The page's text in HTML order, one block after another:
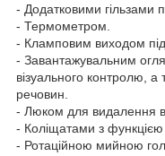
- Додатковими гільзами
- Термометром.
- Кламповим виходом під
- Завантажувальним
візуального контролю,
речовин.
- Люком для видалення
- Коліщатами з функцією
- Ротаційною мийною